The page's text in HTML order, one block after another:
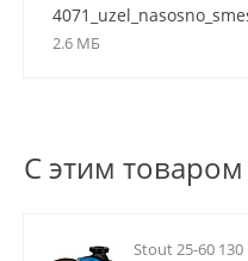
2.6 МБ
С этим
Stout 25-60